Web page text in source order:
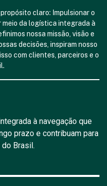
claro: Impulsionar o
da logística integrada à
nossa missão, visão e
decisões, inspiram nosso
com clientes, parceiros e o
à navegação que
prazo e contribuam para
Brasil.